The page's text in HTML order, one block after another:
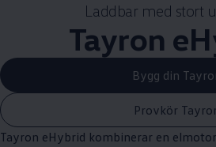
Laddbar med stort
Tayron
Bygg din
Provkör
Tayron eHybrid kombinerar en